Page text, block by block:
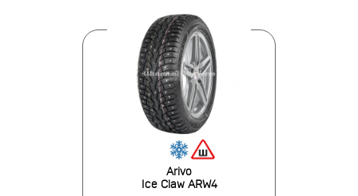
Arivo
Ice Claw ARW4